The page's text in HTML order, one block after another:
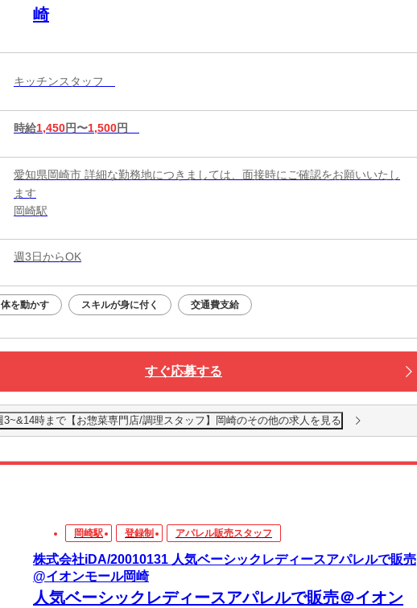
崎
キッチンスタッフ
時給1,450円〜1,500円
愛知県岡崎市 詳細な勤務地につきましては、面接時にご確認をお願いいたし
ます
岡崎駅
週3日からOK
体を動かす スキルが身に付く 交通費支給
すぐ応募する
時まで【お惣菜専門店/調理スタッフ】岡崎のその他の求人を見る
岡崎駅 登録制 アパレル販売スタッフ
株式会社iDA/20010131 人気ベーシックレディースアパレルで販売
@イオンモール岡崎
人気ベーシックレディースアパレルで販売＠イオン